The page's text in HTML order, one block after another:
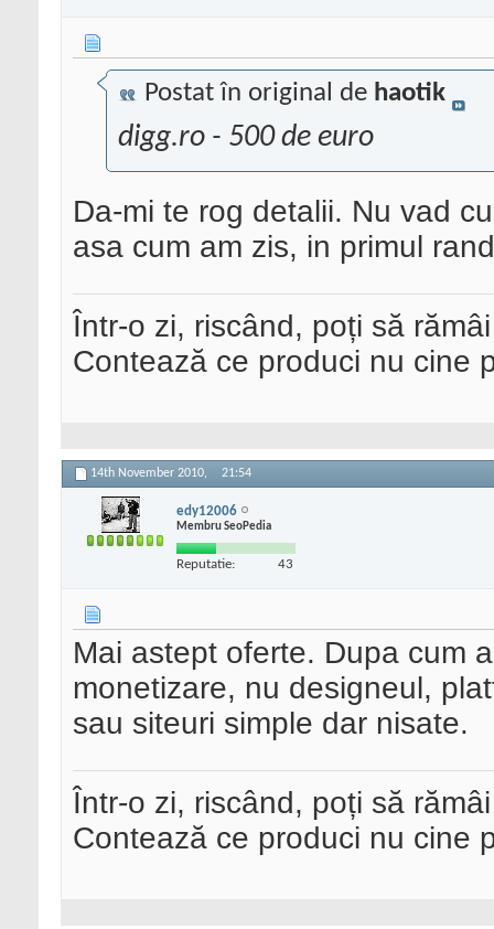
Postat în original de haotik
digg.ro - 500 de euro
Da-mi te rog detalii. Nu vad
asa cum am zis, in primul
Într-o zi, riscând, poți să
Contează ce produci nu cine
14th November 2010, 21:54
edy12006
Membru SeoPedia
Reputatie: 43
Mai astept oferte. Dupa cum
monetizare, nu designeul,
sau siteuri simple dar nisate.
Într-o zi, riscând, poți să
Contează ce produci nu cine